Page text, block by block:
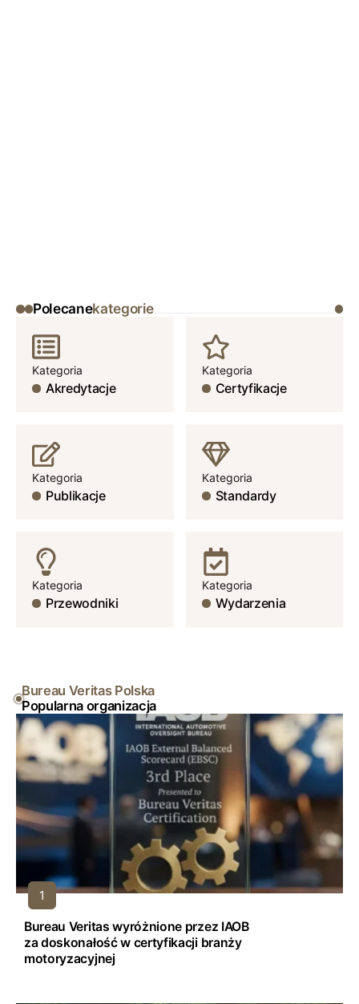
Polecanekategorie
Kategoria
Akredytacje
Kategoria
Certyfikacje
Kategoria
Publikacje
Kategoria
Standardy
Kategoria
Przewodniki
Kategoria
Wydarzenia
Popularna organizacja
Bureau Veritas Polska
Bureau Veritas wyróżnione przez IAOB
za doskonałość w certyfikacji branży
motoryzacyjnej